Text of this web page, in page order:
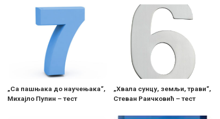
„Са пашњака до научењака“,
Михајло Пупин – тест
„Хвала сунцу, земљи, трави“,
Стеван Раичковић – тест